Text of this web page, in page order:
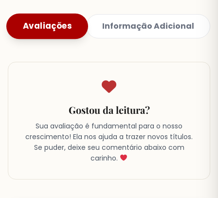
Avaliações Informação Adicional
Gostou da leitura?
Sua avaliação é fundamental para o nosso
crescimento! Ela nos ajuda a trazer novos títulos.
Se puder, deixe seu comentário abaixo com
carinho.